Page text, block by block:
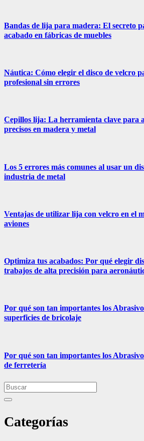
Bandas de lija para madera: El secreto
acabado en fábricas de muebles
Náutica: Cómo elegir el disco de velcro
profesional sin errores
Cepillos lija: La herramienta clave para
precisos en madera y metal
Los 5 errores más comunes al usar un
industria de metal
Ventajas de utilizar lija con velcro en el
aviones
Optimiza tus acabados: Por qué elegir
trabajos de alta precisión para
Por qué son tan importantes los
superficies de bricolaje
Por qué son tan importantes los
de ferretería
Categorías